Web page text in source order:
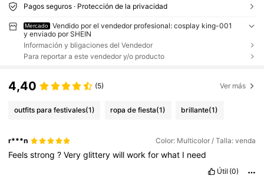
Pagos seguros · Protección de la privacidad
Mercado
Vendido por el vendedor profesional: cosplay king-001
y enviado por SHEIN
Información y bligaciones del Vendedor
Para reportar a este vendedor y/o producto
4,40 (5) Ver más
outfits para festivales(1) ropa de fiesta(1) brillante(1)
r***n Color: Multicolor / Talla: venda
Feelsstrong?Veryglitterywillworkforwhat I need
Útil (0)